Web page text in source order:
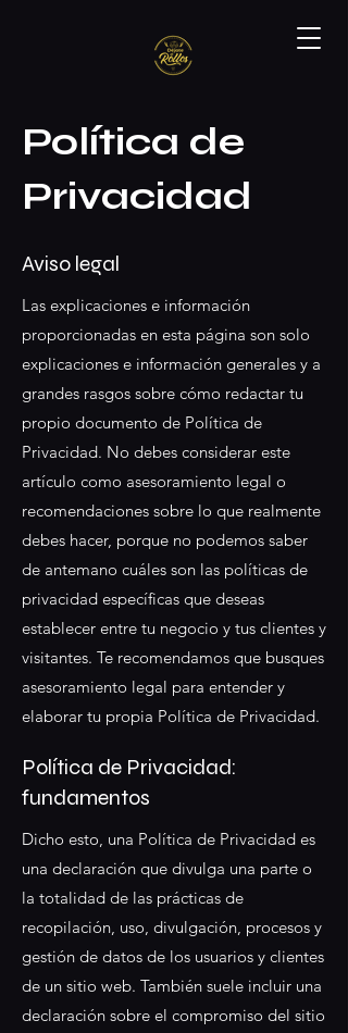
Política de
Privacidad
Aviso legal
Las explicaciones e información
proporcionadas en esta página son solo
explicaciones e información generales y a
grandes rasgos sobre cómo redactar tu
propio documento de Política de
Privacidad. No debes considerar este
artículo como asesoramiento legal o
recomendaciones sobre lo que realmente
debes hacer, porque no podemos saber
de antemano cuáles son las políticas de
privacidad específicas que deseas
establecer entre tu negocio y tus clientes y
visitantes. Te recomendamos que busques
asesoramiento legal para entender y
elaborar tu propia Política de Privacidad.
Política de Privacidad:
fundamentos
Dicho esto, una Política de Privacidad es
una declaración que divulga una parte o
la totalidad de las prácticas de
recopilación, uso, divulgación, procesos y
gestión de datos de los usuarios y clientes
de un sitio web. También suele incluir una
declaración sobre el compromiso del sitio